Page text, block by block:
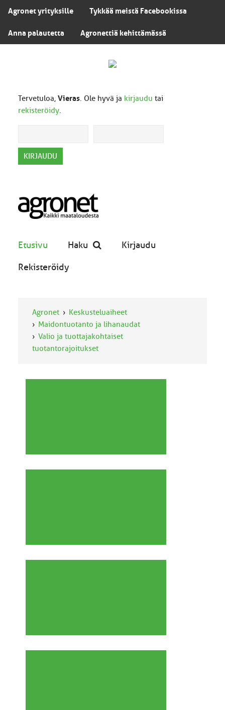
Agronet yrityksille Tykkää meistä Facebookissa
Anna palautetta Agronettiä kehittämässä
Tervetuloa, Vieras. Ole hyvä ja kirjaudu tai
rekisteröidy.
Etusivu Haku Kirjaudu
Rekisteröidy
Agronet
Keskusteluaiheet
Maidontuotanto ja lihanaudat
Valio ja tuottajakohtaiset
tuotantorajoitukset